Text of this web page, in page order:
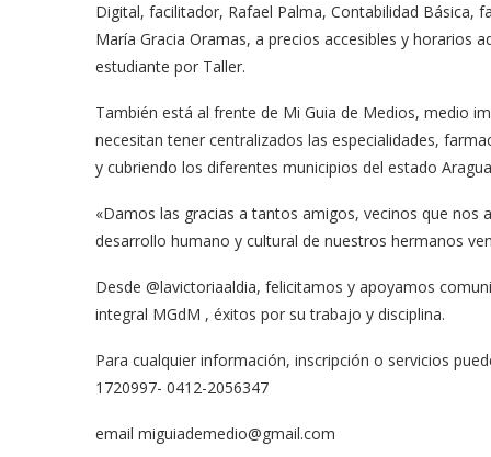
Digital, facilitador, Rafael Palma, Contabilidad Básica,
María Gracia Oramas, a precios accesibles y horarios
estudiante por Taller.
También está al frente de Mi Guia de Medios, medio
necesitan tener centralizados las especialidades,
y cubriendo los diferentes municipios del estado
«Damos las gracias a tantos amigos, vecinos que
desarrollo humano y cultural de nuestros hermanos
Desde @lavictoriaaldia, felicitamos y apoyamos
integral MGdM , éxitos por su trabajo y disciplina.
Para cualquier información, inscripción o servicios
1720997- 0412-2056347
email miguiademedio@gmail.com